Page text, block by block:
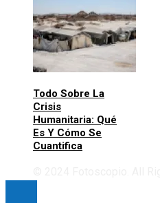
Todo Sobre La
Crisis
Humanitaria: Qué
Es Y Cómo Se
Cuantifica